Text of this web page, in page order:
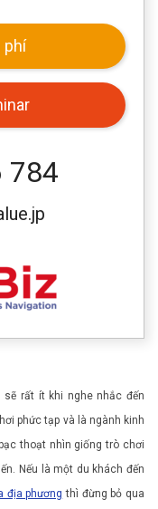
phí
784
rất ít khi nghe nhắc đến
phức tạp và là ngành kinh
thoạt nhìn giống trò chơi
Nếu là một du khách đến
địa phương thì đừng bỏ qua